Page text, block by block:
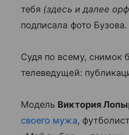
тебя (здесь и далее
подписала фото Бузова.
Судя по всему, снимок
телеведущей:
Модель Виктория
своего мужа,